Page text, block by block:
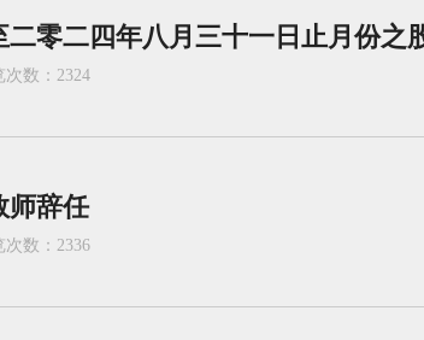
二零二四年八月三十一日止月份之
数：2324
师辞任
数：2336